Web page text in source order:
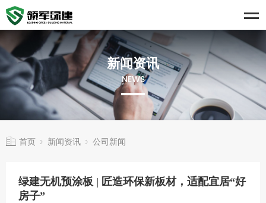
新闻资讯
NEWS
首页 新闻资讯 公司新闻
绿建无机预涂板 | 匠造环保新板材，适配宜居“好
房子”